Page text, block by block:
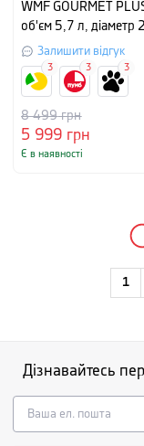
WMF GOURMET
об'єм 5,7 л, діаметр
сріблястий
Залишити відгук
5 999 грн
8 499грн
Є в наявності
3 3 3
1
Дізнавайтесь